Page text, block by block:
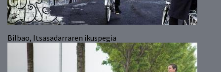
Bilbao, Itsasadarraren ikuspegia